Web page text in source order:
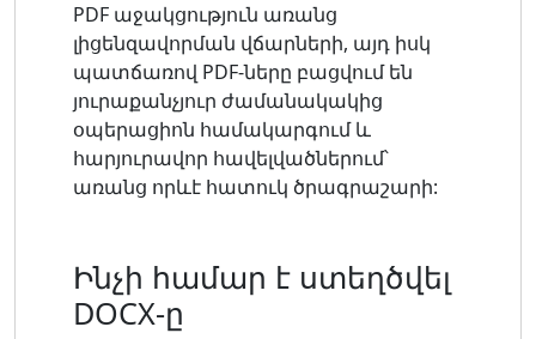
PDF աջակցություն առանց
լիցենզավորման վճարների, այդ իսկ
պատճառով PDF-ները բացվում են
յուրաքանչյուր ժամանակակից
օպերացիոն համակարգում և
հարյուրավոր հավելվածներում՝
առանց որևէ հատուկ ծրագրաշարի:
Ինչի համար է ստեղծվել
DOCX-ը